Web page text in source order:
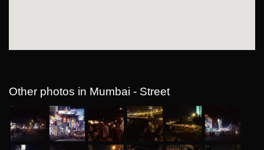
Other photos in Mumbai - Street